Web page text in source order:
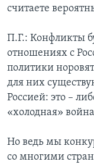
считаете
П.Г.: Конфликты
отношениях с
политики
для них
Россией: это –
«холодная»
Но ведь мы
со многими